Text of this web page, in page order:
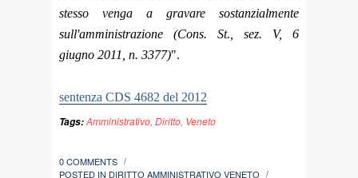
stesso venga a gravare sostanzialmente
sull'amministrazione (Cons. St., sez. V, 6
giugno 2011, n. 3377)".
sentenza CDS 4682 del 2012
Tags:Amministrativo, Diritto, Veneto
0 COMMENTS /
POSTED IN DIRITTO AMMINISTRATIVO VENETO /